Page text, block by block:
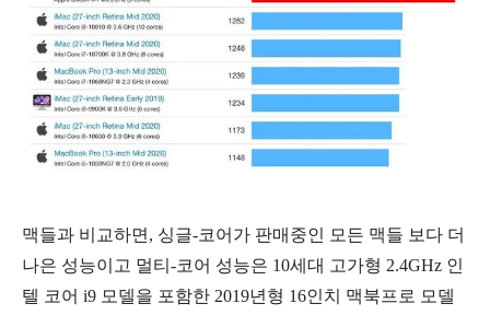
맥들과 비교하면, 싱글-코어가 판매중인 모든 맥들 보다 더
나은 성능이고 멀티-코어 성능은 10세대 고가형 2.4GHz 인
텔 코어 i9 모델을 포함한 2019년형 16인치 맥북프로 모델